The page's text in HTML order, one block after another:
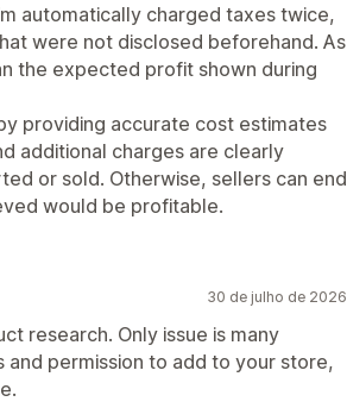
automatically charged taxes twice,
were not disclosed beforehand. As
the expected profit shown during
providing accurate cost estimates
additional charges are clearly
or sold. Otherwise, sellers can end
would be profitable.
30 de julho de 2026
research. Only issue is many
permission to add to your store,